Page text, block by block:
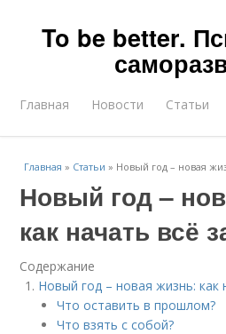
To be better.
Главная Новости Статьи
Главная » Статьи » Новый год – новая
Новый год –
как начать всё
Содержание
Новый год – новая жизнь: как
Что оставить в прошлом?
Что взять с собой?